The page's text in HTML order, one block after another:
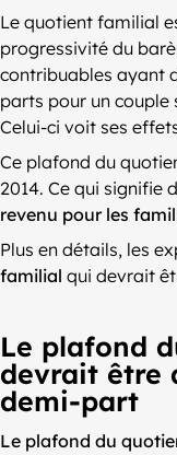
Le quotient familial
progressivité du
contribuables ayant
parts pour un couple
Celui-ci voit ses
Ce plafond du
2014. Ce qui signifie
revenu pour les
Plus en détails, les
familial qui devrait
Le plafond
devrait être
demi-part
Le plafond du